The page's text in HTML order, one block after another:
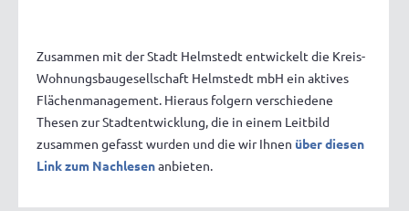
Zusammen mit der Stadt Helmstedt entwickelt die Kreis-
Wohnungsbaugesellschaft Helmstedt mbH ein aktives
Flächenmanagement. Hieraus folgern verschiedene
Thesen zur Stadtentwicklung, die in einem Leitbild
zusammen gefasst wurden und die wir Ihnen über diesen
Link zum Nachlesenanbieten.